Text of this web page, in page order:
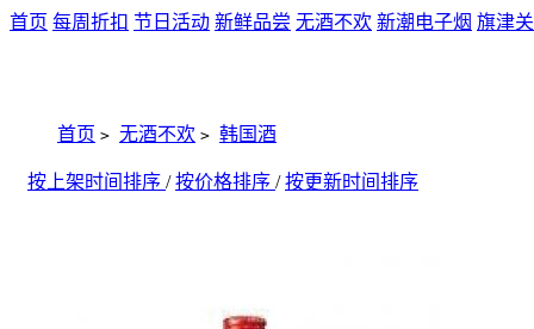
首页 每周折扣 节日活动 新鲜品尝 无酒不欢 新潮电子烟 旗津
首页 > 无酒不欢 > 韩国酒
按上架时间排序 / 按价格排序 / 按更新时间排序